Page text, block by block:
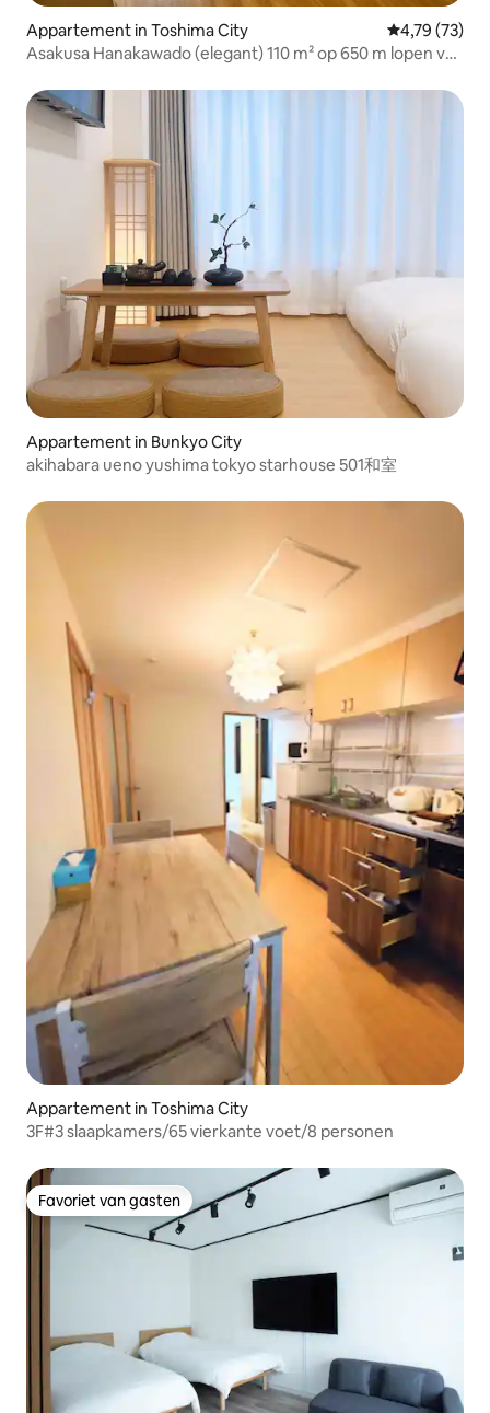
Appartement in Toshima City Gemiddelde
4,79 (73)
Asakusa Hanakawado (elegant) 110 m² op 650 m lopen van
Appartement in Bunkyo City
akihabara ueno yushima tokyo starhouse 501和室
Appartement in Toshima City
3F#3 slaapkamers/65 vierkante voet/8 personen
Favoriet van gasten
Favoriet van gasten